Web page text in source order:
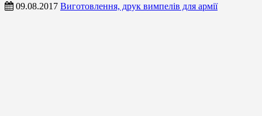
09.08.2017 Виготовлення, друк вимпелів для армії